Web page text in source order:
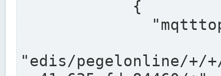
"edis/pegelonline/+/